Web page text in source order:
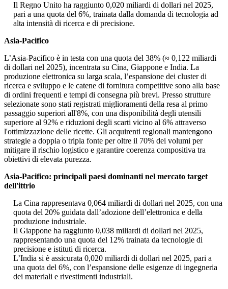
Il Regno Unito ha raggiunto 0,020 miliardi di dollari nel 2025,
pari a una quota del 6%, trainata dalla domanda di tecnologia ad
alta intensità di ricerca e di precisione.
Asia-Pacifico
L’Asia-Pacifico è in testa con una quota del 38% (≈ 0,122 miliardi
di dollari nel 2025), incentrata su Cina, Giappone e India. La
produzione elettronica su larga scala, l’espansione dei cluster di
ricerca e sviluppo e le catene di fornitura competitive sono alla base
di ordini frequenti e tempi di consegna più brevi. Presso strutture
selezionate sono stati registrati miglioramenti della resa al primo
passaggio superiori all'8%, con una disponibilità degli utensili
superiore al 92% e riduzioni degli scarti vicino al 6% attraverso
l'ottimizzazione delle ricette. Gli acquirenti regionali mantengono
strategie a doppia o tripla fonte per oltre il 70% dei volumi per
mitigare il rischio logistico e garantire coerenza compositiva tra
obiettivi di elevata purezza.
Asia-Pacifico: principali paesi dominanti nel mercato target
dell'ittrio
La Cina rappresentava 0,064 miliardi di dollari nel 2025, con una
quota del 20% guidata dall’adozione dell’elettronica e della
produzione industriale.
Il Giappone ha raggiunto 0,038 miliardi di dollari nel 2025,
rappresentando una quota del 12% trainata da tecnologie di
precisione e istituti di ricerca.
L’India si è assicurata 0,020 miliardi di dollari nel 2025, pari a
una quota del 6%, con l’espansione delle esigenze di ingegneria
dei materiali e rivestimenti industriali.